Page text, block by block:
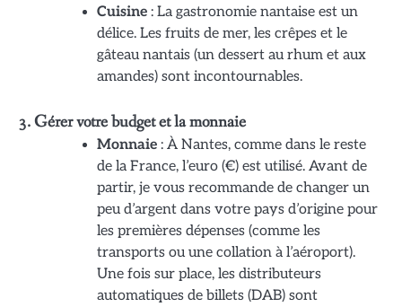
Cuisine : La gastronomie nantaise est un
délice. Les fruits de mer, les crêpes et le
gâteau nantais (un dessert au rhum et aux
amandes) sont incontournables.
3. Gérer votre budget et la monnaie
Monnaie : À Nantes, comme dans le reste
de la France, l’euro (€) est utilisé. Avant de
partir, je vous recommande de changer un
peu d’argent dans votre pays d’origine pour
les premières dépenses (comme les
transports ou une collation à l’aéroport).
Une fois sur place, les distributeurs
automatiques de billets (DAB) sont